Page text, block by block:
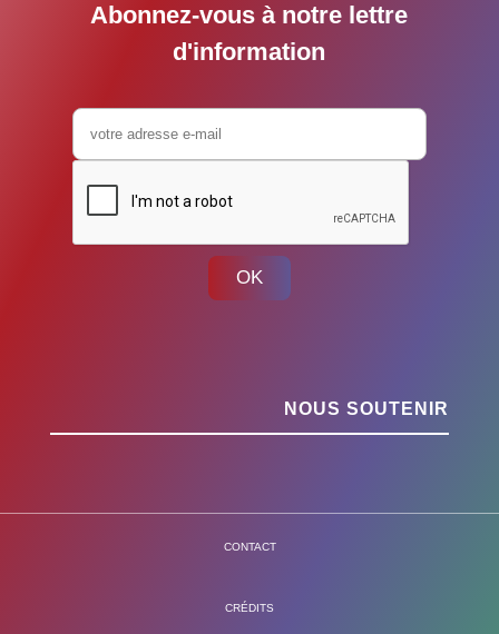
Abonnez-vous à notre lettre
d'information
OK
NOUS SOUTENIR
CONTACT
CRÉDITS